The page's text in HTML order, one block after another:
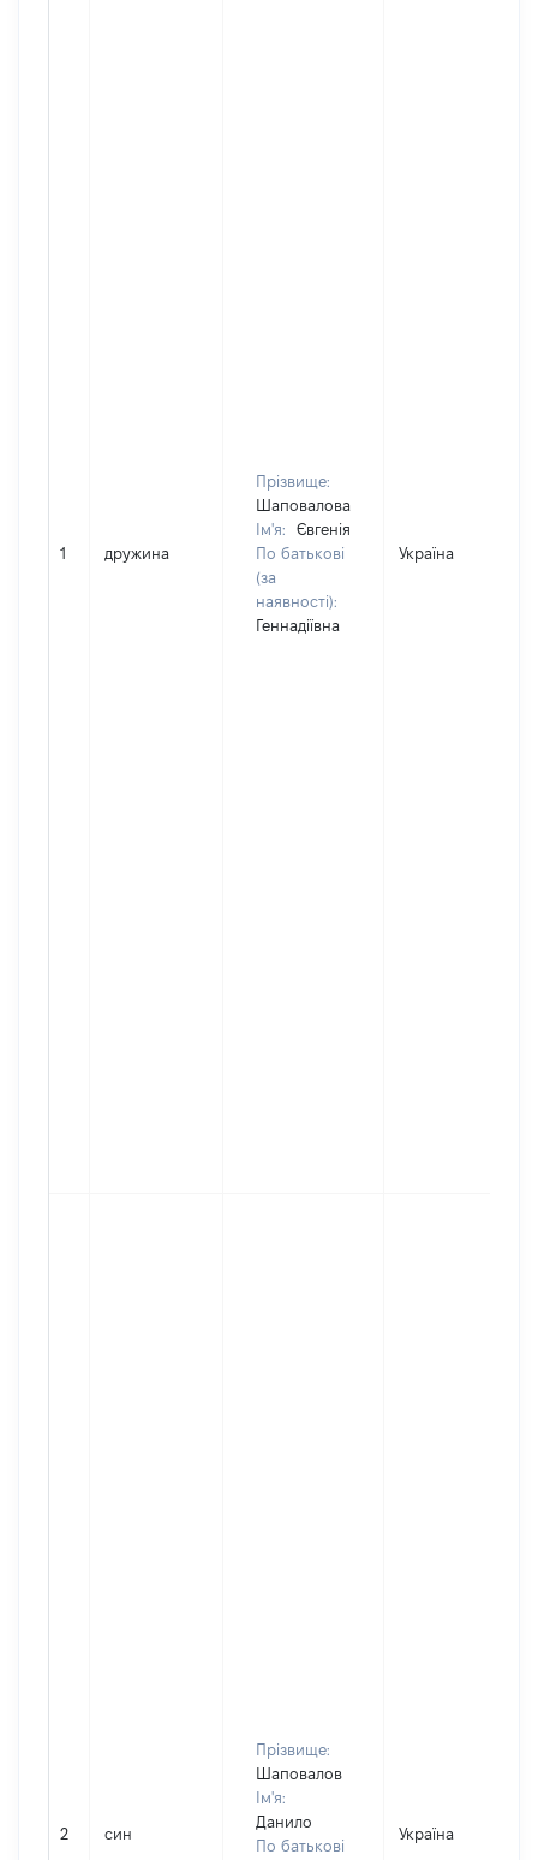
1 дружина
Прізвище:
Шаповалова
Ім'я:
Євгенія
По батькові
(за
наявності):
Геннадіївна
Україна
2 син
Прізвище:
Шаповалов
Ім'я:
Данило
По батькові
Україна